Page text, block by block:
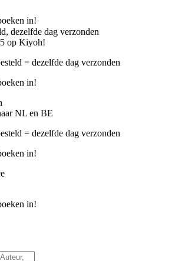
in!
dezelfde dag verzonden
op Kiyoh!
= dezelfde dag verzonden
in!
NL en BE
= dezelfde dag verzonden
in!
in!